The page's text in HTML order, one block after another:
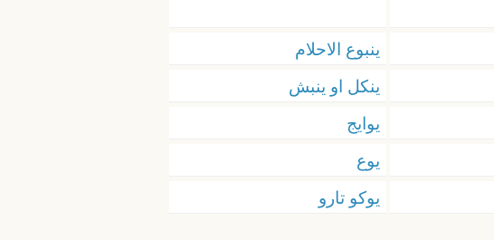
ينبوع الاحلام
ينكل او ينبش
يوايج
يوع
يوكو تارو